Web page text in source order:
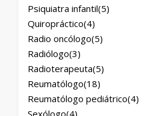
Psiquiatra infantil(5)
Quiropráctico(4)
Radio oncólogo(5)
Radiólogo(3)
Radioterapeuta(5)
Reumatólogo(18)
Reumatólogo pediátrico(4)
Sexólogo(4)